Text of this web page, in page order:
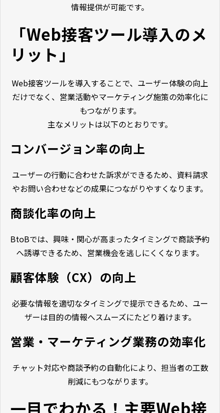
情報提供が可能です。
「Web接客ツール導入のメ
リット」
Web接客ツールを導入することで、ユーザー体験の向上
だけでなく、営業活動やマーケティング施策の効率化に
もつながります。
主なメリットは以下のとおりです。
コンバージョン率の向上
ユーザーの行動に合わせた訴求ができるため、資料請求
やお問い合わせなどの成果につながりやすくなります。
商談化率の向上
BtoBでは、興味・関心が高まったタイミングで商談予約
へ誘導できるため、営業機会を逃しにくくなります。
顧客体験（CX）の向上
必要な情報を適切なタイミングで提示できるため、ユー
ザーは目的の情報へスムーズにたどり着けます。
営業・マーケティング業務の効率化
チャット対応や商談予約の自動化により、担当者の工数
削減にもつながります。
一目でわかる！主要Web接